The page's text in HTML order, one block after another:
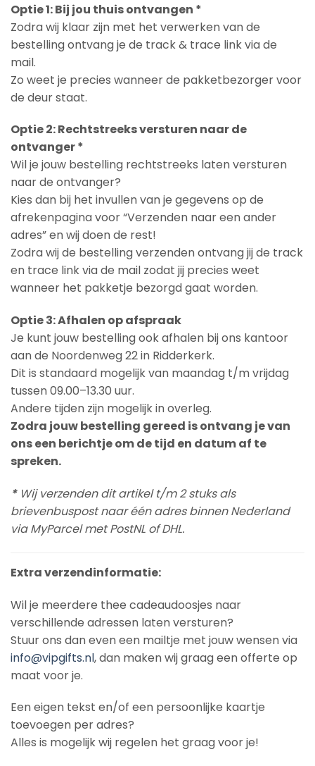
Optie 1: Bij jou thuis ontvangen *
Zodra wij klaar zijn met het verwerken van de
bestelling ontvang je de track & trace link via de
mail.
Zo weet je precies wanneer de pakketbezorger voor
de deur staat.
Optie 2: Rechtstreeks versturen naar de
ontvanger *
Wil je jouw bestelling rechtstreeks laten versturen
naar de ontvanger?
Kies dan bij het invullen van je gegevens op de
afrekenpagina voor “Verzenden naar een ander
adres” en wij doen de rest!
Zodra wij de bestelling verzenden ontvang jij de track
en trace link via de mail zodat jij precies weet
wanneer het pakketje bezorgd gaat worden.
Optie 3: Afhalen op afspraak
Je kunt jouw bestelling ook afhalen bij ons kantoor
aan de Noordenweg 22 in Ridderkerk.
Dit is standaard mogelijk van maandag t/m vrijdag
tussen 09.00–13.30 uur.
Andere tijden zijn mogelijk in overleg.
Zodra jouw bestelling gereed is ontvang je van
ons een berichtje om de tijd en datum af te
spreken.
* Wij verzenden dit artikel t/m 2 stuks als
brievenbuspost naar één adres binnen Nederland
via MyParcel met PostNL of DHL.
Extra verzendinformatie:
Wil je meerdere thee cadeaudoosjes naar
verschillende adressen laten versturen?
Stuur ons dan even een mailtje met jouw wensen via
info@vipgifts.nl, dan maken wij graag een offerte op
maat voor je.
Een eigen tekst en/of een persoonlijke kaartje
toevoegen per adres?
Alles is mogelijk wij regelen het graag voor je!